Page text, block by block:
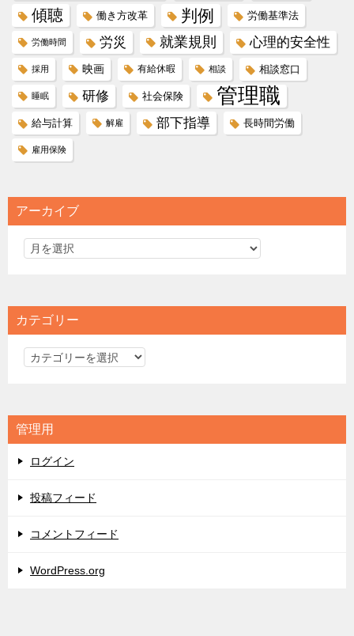
傾聴 働き方改革 判例 労働基準法
労働時間 労災 就業規則 心理的安全性
採用 映画 有給休暇 相談 相談窓口
睡眠 研修 社会保険 管理職
給与計算 解雇 部下指導 長時間労働
雇用保険
アーカイブ
カテゴリー
カ
リ
ー
管理用
ログイン
投稿フィード
コメントフィード
WordPress.org